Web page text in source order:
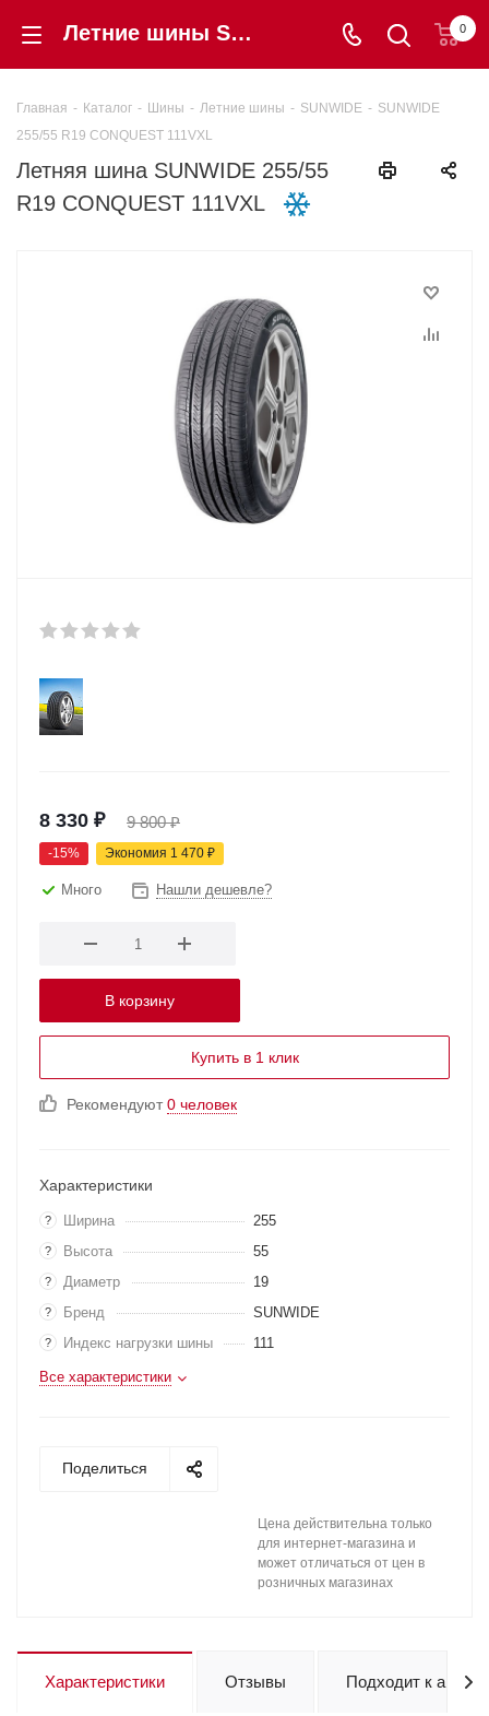
Летние шины SUNWIDE 255/55 R19 CONQUEST 111VXL купить в интернет-магазине «Шинторг» в Калининграде 0
Главная - Каталог - Шины - Летние шины - SUNWIDE - SUNWIDE
255/55 R19 CONQUEST 111VXL
Летняя шина SUNWIDE 255/55
R19 CONQUEST 111VXL
8 330 ₽ 9 800₽
-15% Экономия 1 470 ₽
Много Нашли дешевле?
В корзину
Купить в 1 клик
Рекомендуют0 человек
Характеристики
? Ширина 255
? Высота 55
? Диаметр 19
? Бренд SUNWIDE
? Индекс нагрузки шины 111
Все характеристики
Поделиться
Цена действительна только
для интернет-магазина и
может отличаться от цен в
розничных магазинах
Характеристики Отзывы Подходит к авто